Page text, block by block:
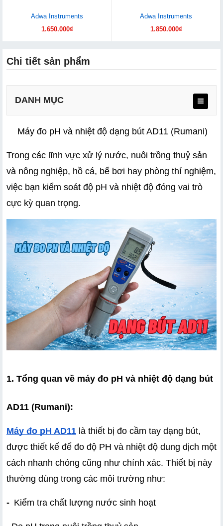
Adwa Instruments
1.650.000₫
Adwa Instruments
1.850.000₫
Chi tiết sản phẩm
DANH MỤC
2.1 Thang đo nhiệt độ:
2.2 Thang đo pH:
2.3 Các tính năng khác:
Máy đo pH và nhiệt độ dạng bút AD11 (Rumani)
Trong các lĩnh vực xử lý nước, nuôi trồng thuỷ sản
và nông nghiệp, hồ cá, bể bơi hay phòng thí nghiệm,
việc bạn kiểm soát độ pH và nhiệt độ đóng vai trò
cực kỳ quan trọng.
1. Tổng quan về máy đo pH và nhiệt độ dạng bút
AD11 (Rumani):
Máy đo pH AD11 là thiết bị đo cầm tay dạng bút,
được thiết kế để đo độ PH và nhiệt độ dung dịch một
cách nhanh chóng cũng như chính xác. Thiết bị này
thường dùng trong các môi trường như:
- Kiểm tra chất lượng nước sinh hoạt